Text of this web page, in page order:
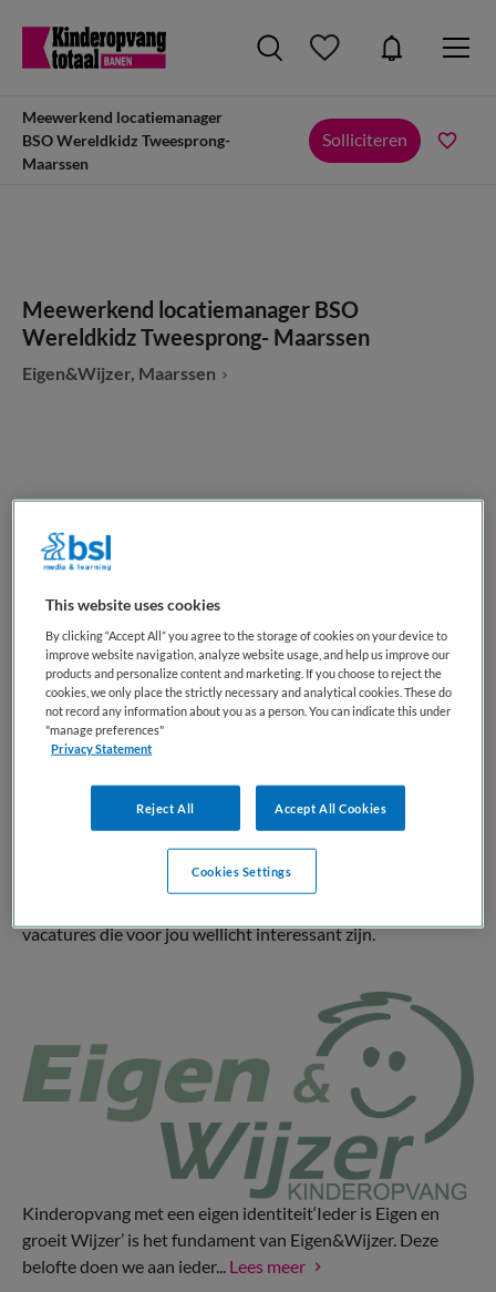
Meewerkend locatiemanager
BSO Wereldkidz Tweesprong-
Maarssen
Solliciteren
Meewerkend locatiemanager BSO
Wereldkidz Tweesprong- Maarssen
Eigen&Wijzer, Maarssen
Kinderopvang
BSO
PLAATSINGSDATUM
9 april 2025
NIVEAU
MBO
ERVARING
Ervaren
DIENSTVERBAND
Vacature niet beschikbaar
Deze vacature Meewerkend locatiemanager BSO
Wereldkidz Tweesprong- Maarssen bij Eigen&Wijzer is niet
vacatures die voor jou wellicht interessant zijn.
Kinderopvang met een eigen identiteit‘Ieder is Eigen en
groeit Wijzer’ is het fundament van Eigen&Wijzer. Deze
belofte doen we aan ieder... Lees meer
This website uses cookies
By clicking “Accept All” you agree to the storage of cookies on your device to
improve website navigation, analyze website usage, and help us improve our
products and personalize content and marketing. If you choose to reject the
cookies, we only place the strictly necessary and analytical cookies. These do
not record any information about you as a person. You can indicate this under
"manage preferences"
Privacy Statement
Reject All Accept All Cookies
Cookies Settings